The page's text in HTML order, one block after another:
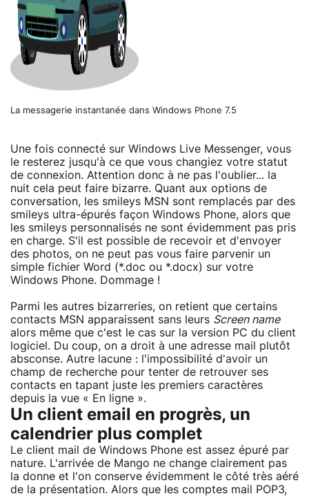
La messagerie instantanée dans Windows Phone 7.5
Une fois connecté sur Windows Live Messenger, vous
le resterez jusqu'à ce que vous changiez votre statut
de connexion. Attention donc à ne pas l'oublier... la
nuit cela peut faire bizarre. Quant aux options de
conversation, les smileys MSN sont remplacés par des
smileys ultra-épurés façon Windows Phone, alors que
les smileys personnalisés ne sont évidemment pas pris
en charge. S'il est possible de recevoir et d'envoyer
des photos, on ne peut pas vous faire parvenir un
simple fichier Word (*.doc ou *.docx) sur votre
Windows Phone. Dommage !
Parmi les autres bizarreries, on retient que certains
contacts MSN apparaissent sans leurs Screen name
alors même que c'est le cas sur la version PC du client
logiciel. Du coup, on a droit à une adresse mail plutôt
absconse. Autre lacune : l'impossibilité d'avoir un
champ de recherche pour tenter de retrouver ses
contacts en tapant juste les premiers caractères
depuis la vue « En ligne ».
Un client email en progrès, un
calendrier plus complet
Le client mail de Windows Phone est assez épuré par
nature. L'arrivée de Mango ne change clairement pas
la donne et l'on conserve évidemment le côté très aéré
de la présentation. Alors que les comptes mail POP3,